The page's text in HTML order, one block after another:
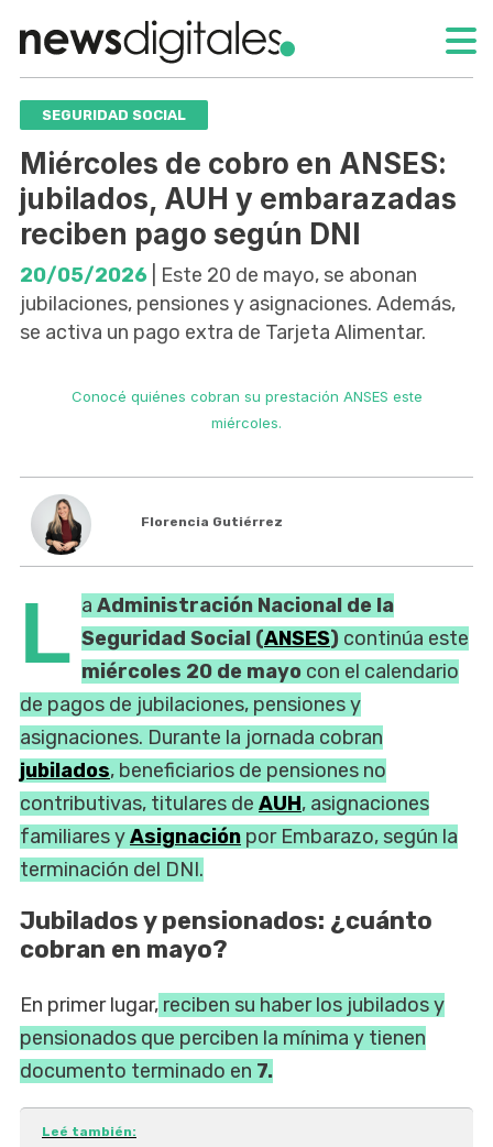
SEGURIDAD SOCIAL
Miércoles de cobro en ANSES:
jubilados, AUH y embarazadas
reciben pago según DNI
20/05/2026 | Este 20 de mayo, se abonan
jubilaciones, pensiones y asignaciones. Además,
se activa un pago extra de Tarjeta Alimentar.
Conocé quiénes cobran su prestación ANSES este
miércoles.
Florencia Gutiérrez
L a Administración Nacional de la
Seguridad Social (ANSES) continúa este
miércoles 20 de mayo con el calendario
de pagos de jubilaciones, pensiones y
asignaciones. Durante la jornada cobran
jubilados, beneficiarios de pensiones no
contributivas, titulares de AUH, asignaciones
familiares yAsignación por Embarazo, según la
terminación del DNI.
Jubilados y pensionados: ¿cuánto
cobran en mayo?
En primer lugar, reciben su haber los jubilados y
pensionados que perciben la mínima y tienen
documento terminado en 7.
Leé también: